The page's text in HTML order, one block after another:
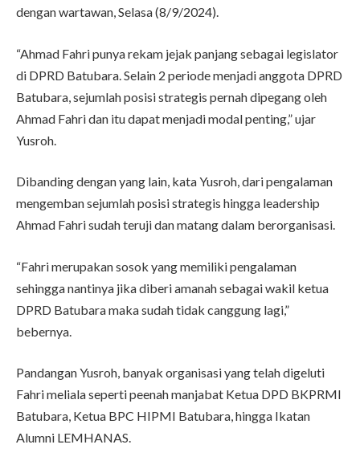
dengan wartawan, Selasa (8/9/2024).
“Ahmad Fahri punya rekam jejak panjang sebagai legislator
di DPRD Batubara. Selain 2 periode menjadi anggota DPRD
Batubara, sejumlah posisi strategis pernah dipegang oleh
Ahmad Fahri dan itu dapat menjadi modal penting,” ujar
Yusroh.
Dibanding dengan yang lain, kata Yusroh, dari pengalaman
mengemban sejumlah posisi strategis hingga leadership
Ahmad Fahri sudah teruji dan matang dalam berorganisasi.
“Fahri merupakan sosok yang memiliki pengalaman
sehingga nantinya jika diberi amanah sebagai wakil ketua
DPRD Batubara maka sudah tidak canggung lagi,”
bebernya.
Pandangan Yusroh, banyak organisasi yang telah digeluti
Fahri meliala seperti peenah manjabat Ketua DPD BKPRMI
Batubara, Ketua BPC HIPMI Batubara, hingga Ikatan
Alumni LEMHANAS.